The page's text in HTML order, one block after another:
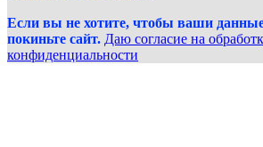
Если вы не хотите, чтобы ваши
покиньте сайт. Даю согласие на
конфиденциальности